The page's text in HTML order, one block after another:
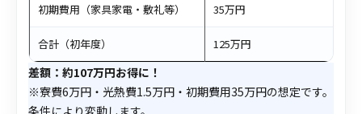
初期費用（家具家電・敷礼等） 35万円
合計（初年度） 125万円
差額：約107万円お得に！
※寮費6万円・光熱費1.5万円・初期費用35万円の想定です。
条件により変動します。